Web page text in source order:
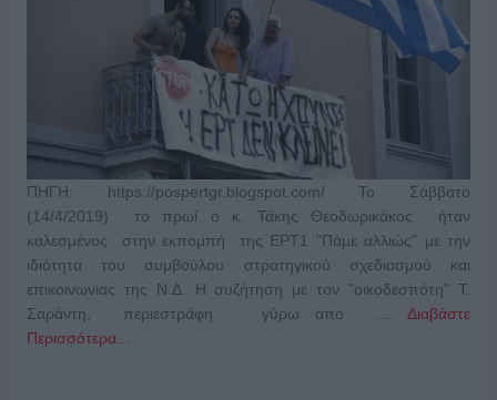
ΠΗΓΗ: https://pospertgr.blogspot.com/ Το Σάββατο
(14/4/2019) το πρωί ο κ. Τάκης Θεοδωρικάκος ήταν
καλεσμένος στην εκπομπή της ΕΡΤ1 "Πάμε αλλιώς" με την
ιδιότητα του συμβούλου στρατηγικού σχεδιασμού και
επικοινωνίας της Ν.Δ. Η συζήτηση με τον "οικοδεσπότη" Τ.
Σαράντη, περιεστράφη γύρω απο …Διαβάστε
Περισσότερα...